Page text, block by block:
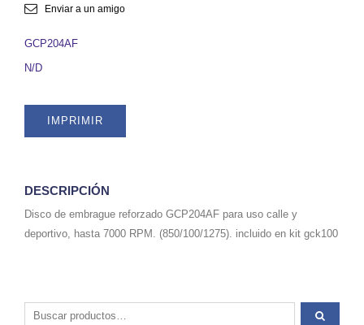
(850/100/1275).
GCP204AF
Enviar a un amigo
GCP204AF
N/D
IMPRIMIR
DESCRIPCIÓN
Disco de embrague reforzado GCP204AF para uso calle y
deportivo, hasta 7000 RPM. (850/100/1275). incluido en kit gck100
Buscar por: